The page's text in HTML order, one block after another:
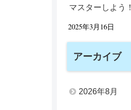
マスターしよう！
2025年3月16日
アーカイブ
2026年8月